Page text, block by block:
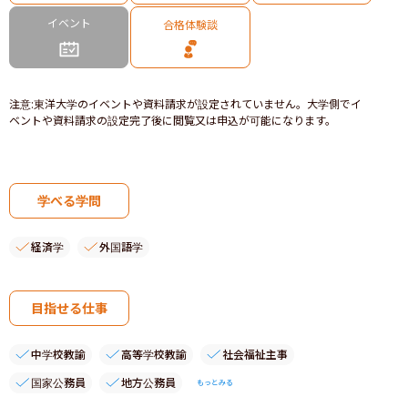
イベント 合格体験談
注意:東洋大学のイベントや資料請求が設定されていません。大学側でイ
ベントや資料請求の設定完了後に閲覧又は申込が可能になります。
学べる学問
経済学 外国語学
目指せる仕事
中学校教諭 高等学校教諭
社会福祉主事
国家公務員
地方公務員 もっとみる